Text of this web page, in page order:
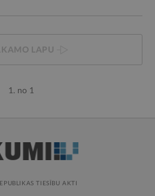
LAPU
1. no 1
TIESĪBU AKTI